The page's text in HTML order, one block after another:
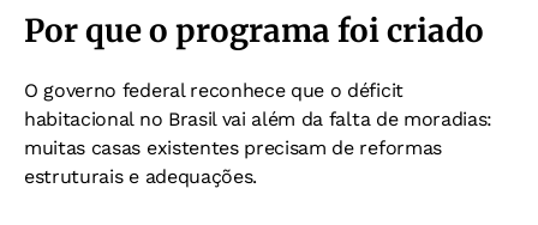
Por que o programa foi criado
O governo federal reconhece que o déficit
habitacional no Brasil vai além da falta de moradias:
muitas casas existentes precisam de reformas
estruturais e adequações.